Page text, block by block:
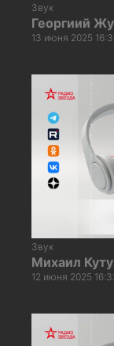
Звук
Георгиий
13 июня 2025
Звук
Михаил
12 июня 2025